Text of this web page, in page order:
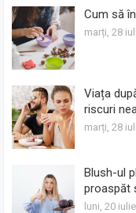
Cum să
marți, 28
Viața
riscuri
marți, 28
Blush-ul
proaspăt
luni, 20